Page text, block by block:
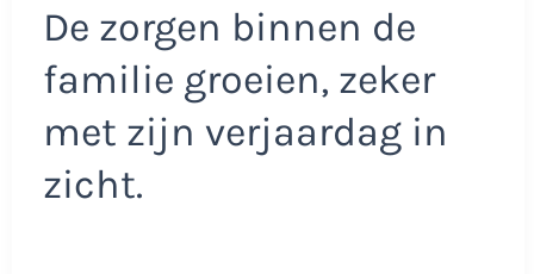
De zorgen binnen de
familie groeien, zeker
met zijn verjaardag in
zicht.